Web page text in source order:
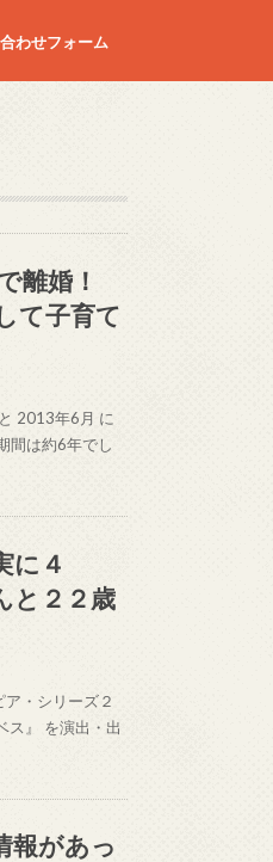
わせフォーム
離婚！
て子育て
2013年6月 に
間は約6年でし
に４
と２２歳
・シリーズ２
ス』 を演出・出
報があっ